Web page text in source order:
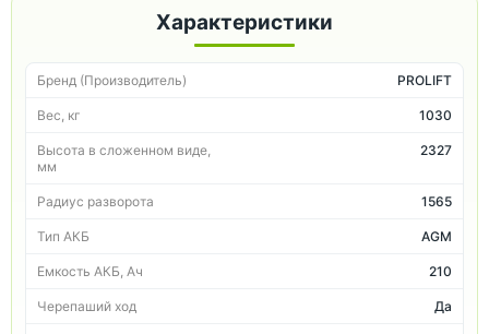
Характеристики
Бренд (Производитель) PROLIFT
Вес, кг 1030
Высота в сложенном виде,
мм
2327
Радиус разворота 1565
Тип АКБ AGM
Емкость АКБ, Ач 210
Черепаший ход Да